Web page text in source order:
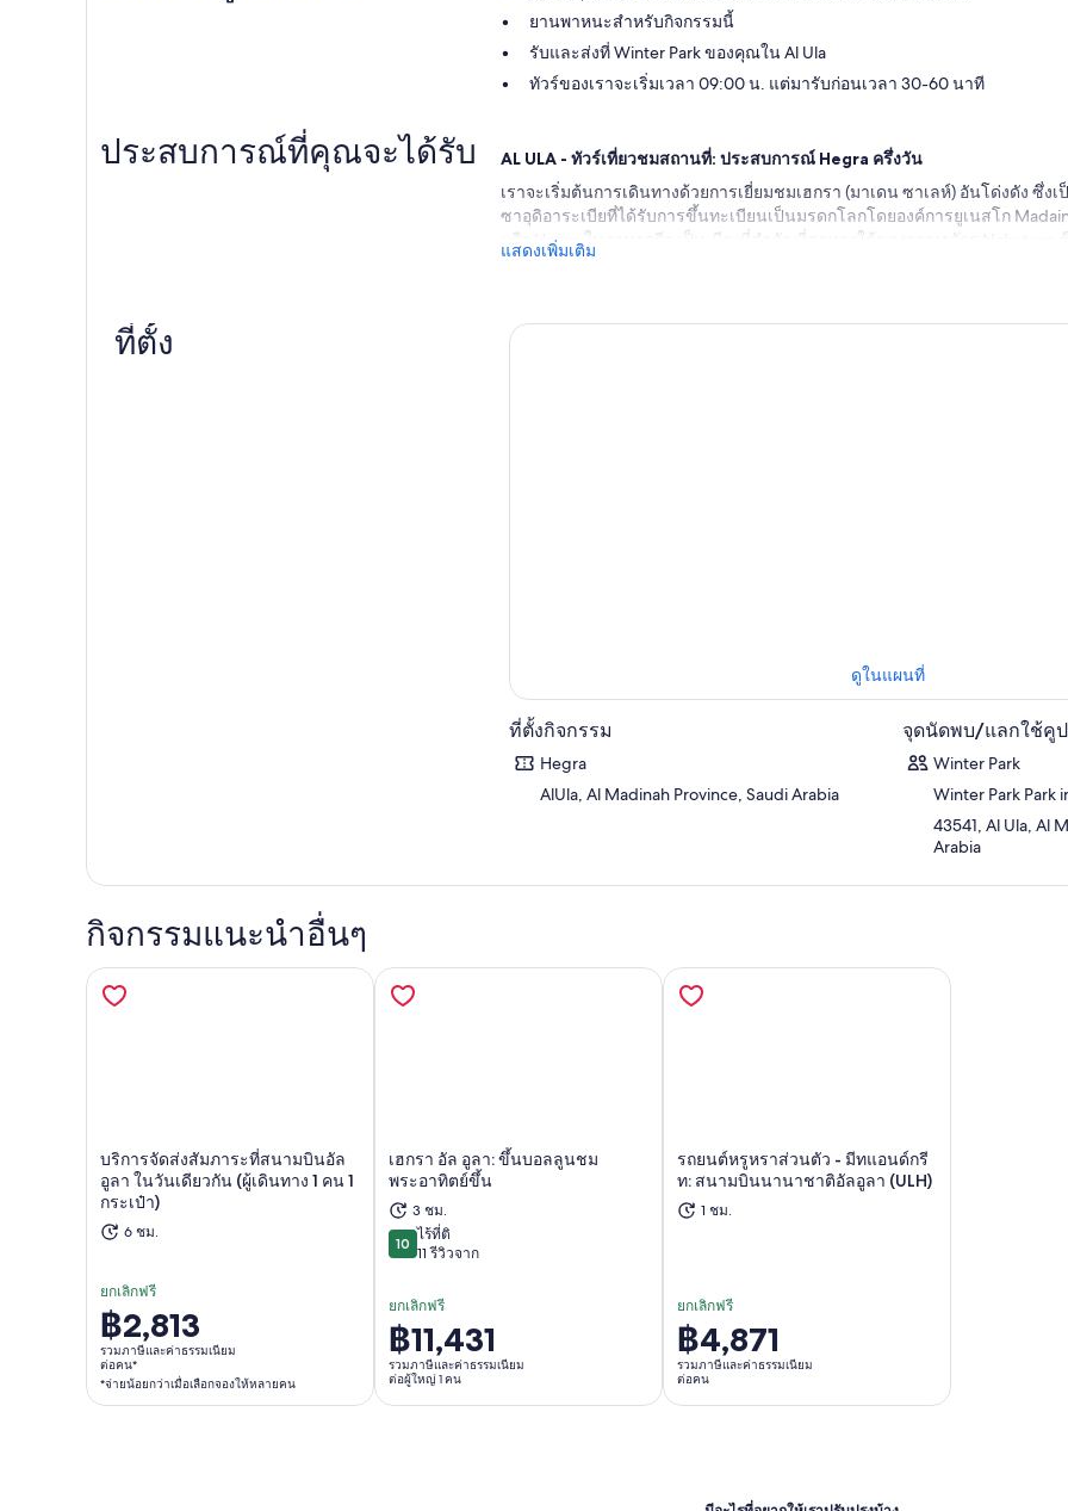
ยานพาหนะสำหรับกิจกรรมนี้
รับและส่งที่ Winter Park ของคุณใน Al Ula
ทัวร์ของเราจะเริ่มเวลา 09:00 น. แต่มารับก่อนเวลา 30-60 นาที
ประสบการณ์ที่คุณจะได้รับ
AL ULA - ทัวร์เที่ยวชมสถานที่: ประสบการณ์ Hegra ครึ่งวัน
เราจะเริ่มต้นการเดินทางด้วยการเยี่ยมชมเฮกรา (มาเดน ซาเลห์) อันโด่งดัง ซึ่ง
ซาอุดิอาระเบียที่ได้รับการขึ้นทะเบียนเป็นมรดกโลกโดยองค์การยูเนสโก
หรือ Hegra ในภาษากรีก เป็นเมืองที่สำคัญที่สุดทางใต้ของอาณาจักร Nabatean
นำคุณผ่านสถานที่อันน่าทึ่งแห่งนี้ และเปิดเผยความลับของสุสาน จารึกโบราณ
แสดงเพิ่มเติม
ที่ตั้ง
ดูในแผนที่
ที่ตั้งกิจกรรม
Hegra
AlUla, Al Madinah Province, Saudi Arabia
จุดนัดพบ/แลกใช้คู
Winter Park
Winter Park Park
43541, Al Ula, Al
Arabia
กิจกรรมแนะนำอื่นๆ
บริการจัดส่งสัมภาระที่สนามบินอัล
อูลา ในวันเดียวกัน (ผู้เดินทาง 1 คน 1
กระเป๋า)
6 ชม.
ยกเลิกฟรี
ราคา
อยู่
ที่
฿2,813
฿2,813
รวมภาษีและค่าธรรมเนียม
ต่อคน*
*จ่ายน้อยกว่าเมื่อเลือกจองให้หลายคน
เปิดในแท็บใหม่
เฮกรา อัล อูลา: ขึ้นบอลลูนชม
พระอาทิตย์ขึ้น
3 ชม.
1010 จาก 10
ไร้ที่ติ
11 รีวิวจาก
ยกเลิกฟรี
ราคา
อยู่
฿11,431
รวมภาษีและค่าธรรมเนียม
ต่อผู้ใหญ่ 1 คน
รถยนต์หรูหราส่วนตัว - มีทแอนด์กรี
ท: สนามบินนานาชาติอัลอูลา (ULH)
1 ชม.
ยกเลิกฟรี
ราคา
อยู่
฿4,871
รวมภาษีและค่าธรรมเนียม
ต่อคน
เปิดในแท็บใหม่